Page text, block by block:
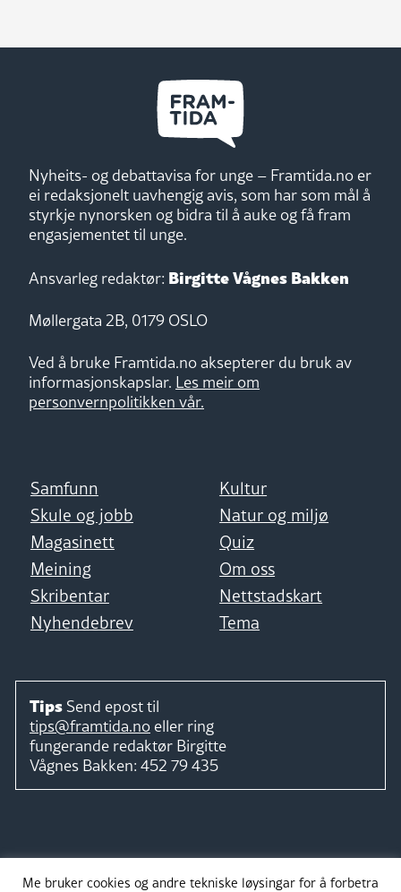
Nyheits- og debattavisa for unge – Framtida.no er
ei redaksjonelt uavhengig avis, som har som mål å
styrkje nynorsken og bidra til å auke og få fram
engasjementet til unge.
Ansvarleg redaktør: Birgitte Vågnes Bakken
Møllergata 2B, 0179 OSLO
Ved å bruke Framtida.no aksepterer du bruk av
informasjonskapslar. Les meir om
personvernpolitikken vår.
Samfunn
Kultur
Skule og jobb
Natur og miljø
Magasinett
Quiz
Meining
Om oss
Skribentar
Nettstadskart
Nyhendebrev
Tema
Tips Send epost til
tips@framtida.no eller ring
fungerande redaktør Birgitte
Vågnes Bakken: 452 79 435
Me bruker cookies og andre tekniske løysingar for å forbetra